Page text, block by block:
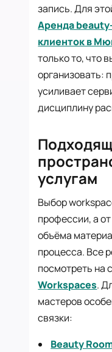
запись. Для
Аренда
клиенток в
только то, что
организовать:
усиливает
дисциплину
услугам
Выбор
профессии, а
объёма
процесса. Все
посмотреть на
Workspaces.
мастеров
связки:
Beauty